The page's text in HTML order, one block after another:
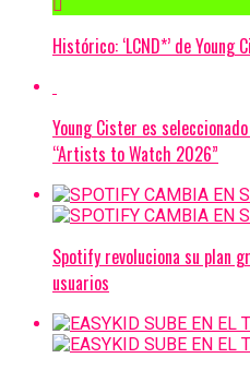
Histórico: ‘LCND*’ de
Young Cister es
“Artists to Watch 2026”
Spotify revoluciona su plan
usuarios